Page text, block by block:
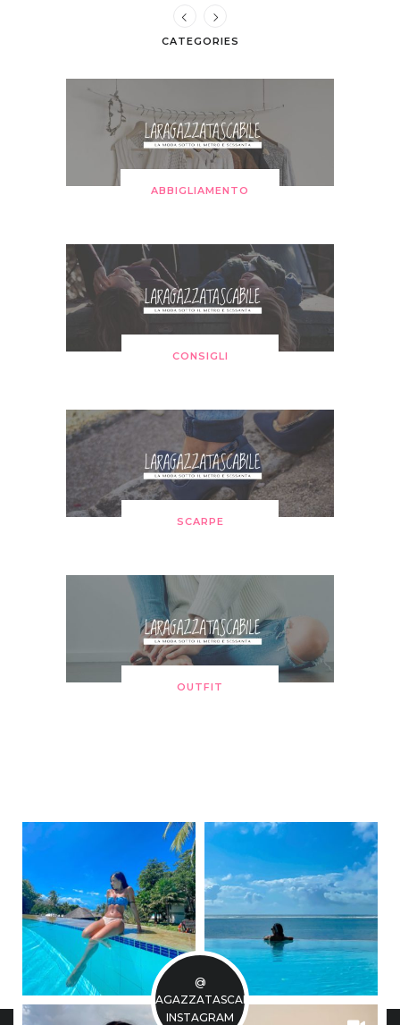
CATEGORIES
ABBIGLIAMENTO
CONSIGLI
SCARPE
OUTFIT
@
LARAGAZZATASCABILE
INSTAGRAM